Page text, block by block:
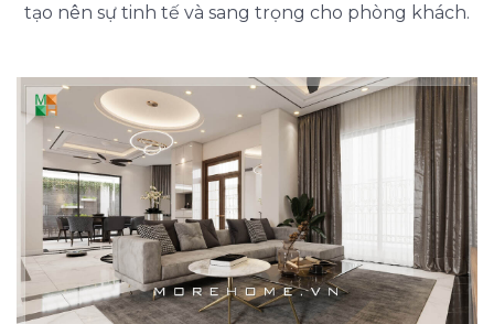
tạo nên sự tinh tế và sang trọng cho phòng khách.